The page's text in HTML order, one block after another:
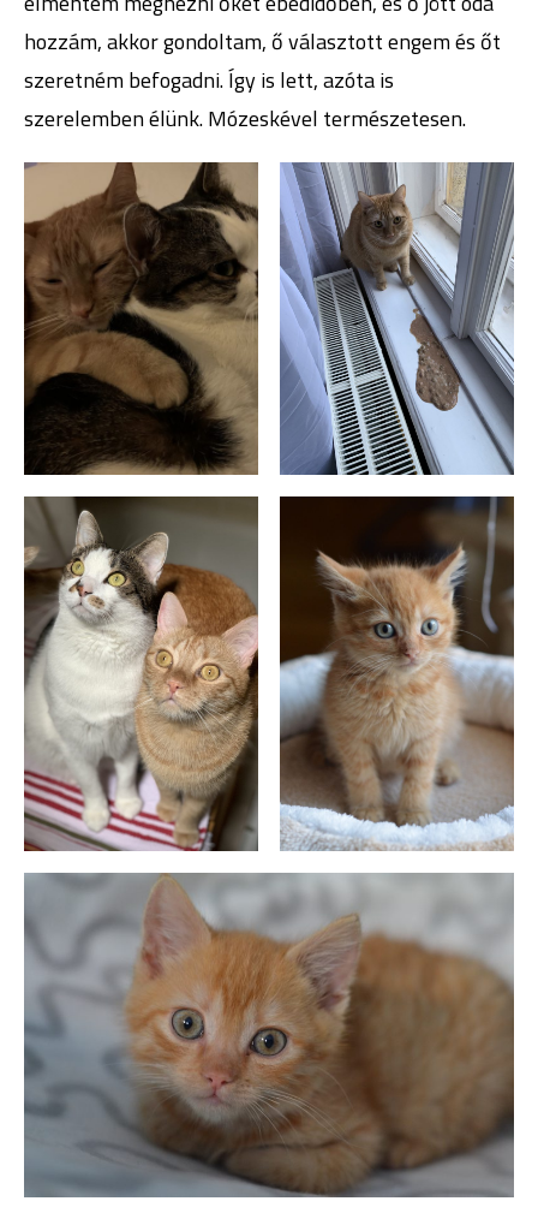
hozzám, akkor gondoltam, ő választott engem és őt
szeretném befogadni. Így is lett, azóta is
szerelemben élünk. Mózeskével természetesen.